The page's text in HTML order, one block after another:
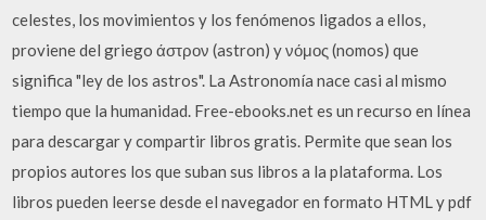
celestes, los movimientos y los fenómenos ligados a ellos,
proviene del griego άστρον (astron) y νόμος (nomos) que
significa "ley de los astros". La Astronomía nace casi al mismo
tiempo que la humanidad. Free-ebooks.net es un recurso en línea
para descargar y compartir libros gratis. Permite que sean los
propios autores los que suban sus libros a la plataforma. Los
libros pueden leerse desde el navegador en formato HTML y pdf